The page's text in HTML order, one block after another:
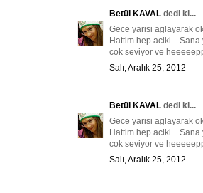
Betül KAVAL dedi ki...
Gece yarisi aglayarak
Hattim hep acikl...
cok seviyor ve
Salı, Aralık 25, 2012
Betül KAVAL dedi ki...
Gece yarisi aglayarak
Hattim hep acikl...
cok seviyor ve
Salı, Aralık 25, 2012